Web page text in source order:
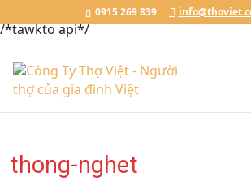
Chat với Thợ Việt
/*tawkto api*/
0915 269 839
thong-nghet